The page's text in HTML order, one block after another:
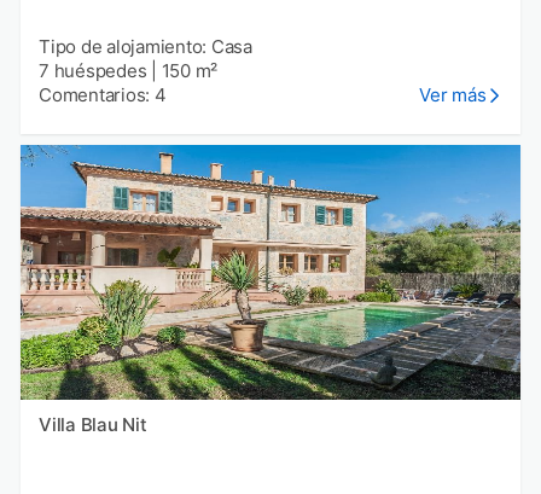
Tipo de alojamiento: Casa
7 huéspedes
150 m²
Comentarios: 4
Ver más
Villa Blau Nit